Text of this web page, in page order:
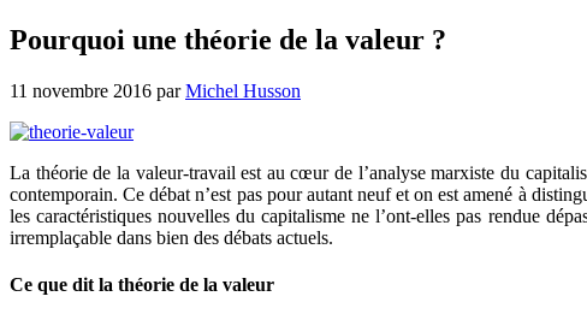
Pourquoi une théorie de la valeur ?
11 novembre 2016 parMichel Husson
La théorie de la valeur-travail est au cœur de l’analyse marxiste du
contemporain. Ce débat n’est pas pour autant neuf et on est amené à
les caractéristiques nouvelles du capitalisme ne l’ont-elles pas rendue
irremplaçable dans bien des débats actuels.
Ce que dit la théorie de la valeur